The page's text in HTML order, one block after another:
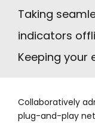
Taking
indicators
Keeping your
Collaboratively
plug-and-play